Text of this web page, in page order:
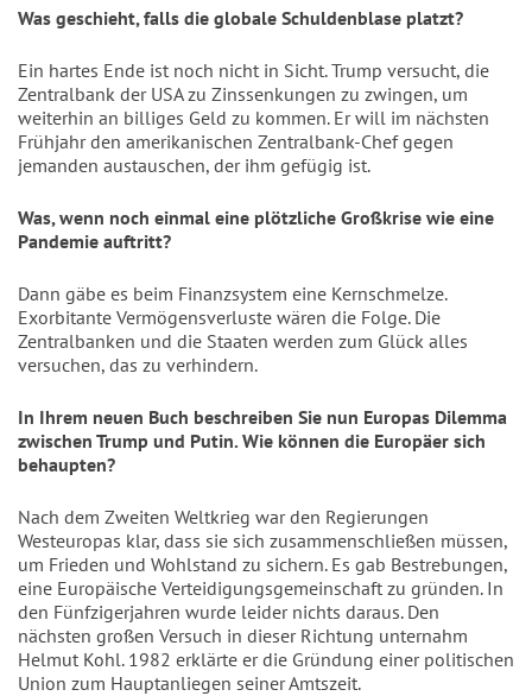
Was geschieht, falls die globale Schuldenblase platzt?
Ein hartes Ende ist noch nicht in Sicht. Trump versucht, die
Zentralbank der USA zu Zinssenkungen zu zwingen, um
weiterhin an billiges Geld zu kommen. Er will im nächsten
Frühjahr den amerikanischen Zentralbank-Chef gegen
jemanden austauschen, der ihm gefügig ist.
Was, wenn noch einmal eine plötzliche Großkrise wie eine
Pandemie auftritt?
Dann gäbe es beim Finanzsystem eine Kernschmelze.
Exorbitante Vermögensverluste wären die Folge. Die
Zentralbanken und die Staaten werden zum Glück alles
versuchen, das zu verhindern.
In Ihrem neuen Buch beschreiben Sie nun Europas Dilemma
zwischen Trump und Putin. Wie können die Europäer sich
behaupten?
Nach dem Zweiten Weltkrieg war den Regierungen
Westeuropas klar, dass sie sich zusammenschließen müssen,
um Frieden und Wohlstand zu sichern. Es gab Bestrebungen,
eine Europäische Verteidigungsgemeinschaft zu gründen. In
den Fünfzigerjahren wurde leider nichts daraus. Den
nächsten großen Versuch in dieser Richtung unternahm
Helmut Kohl. 1982 erklärte er die Gründung einer politischen
Union zum Hauptanliegen seiner Amtszeit.